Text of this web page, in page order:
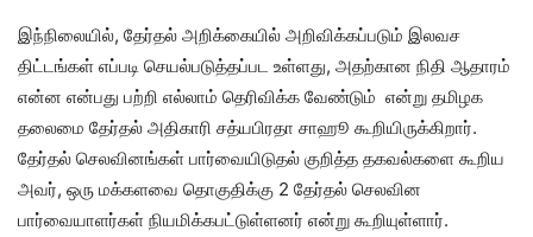
இந்நிலையில், தேர்தல் அறிக்கையில் அறிவிக்கப்படும் இலவச
திட்டங்கள் எப்படி செயல்படுத்தப்பட உள்ளது, அதற்கான நிதி ஆதாரம்
என்ன என்பது பற்றி எல்லாம் தெரிவிக்க வேண்டும் என்று தமிழக
தலைமை தேர்தல் அதிகாரி சத்யபிரதா சாஹூ கூறியிருக்கிறார்.
தேர்தல் செலவினங்கள் பார்வையிடுதல் குறித்த தகவல்களை கூறிய
அவர், ஒரு மக்களவை தொகுதிக்கு 2 தேர்தல் செலவின
பார்வையாளர்கள் நியமிக்கபட்டுள்ளனர் என்று கூறியுள்ளார்.